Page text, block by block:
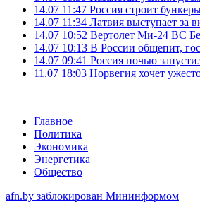
14.07 11:47 Россия строит
14.07 11:34 Латвия выступает за
14.07 10:52 Вертолет Ми-24 ВС
14.07 10:13 В России общепит,
14.07 09:41 Россия ночью
11.07 18:03 Норвегия хочет
Главное
Политика
Экономика
Энергетика
Общество
afn.by заблокирован Мининформом